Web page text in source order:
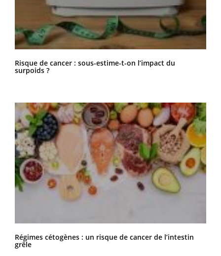
Risque de cancer : sous-estime-t-on l’impact du
surpoids ?
Régimes cétogènes : un risque de cancer de l’intestin
grêle